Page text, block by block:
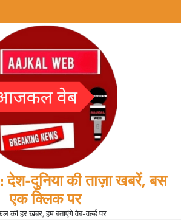
दुनिया की ताज़ा खबरें, बस
एक क्लिक पर
हर खबर, हम बताएंगे वेब-वर्ल्ड पर